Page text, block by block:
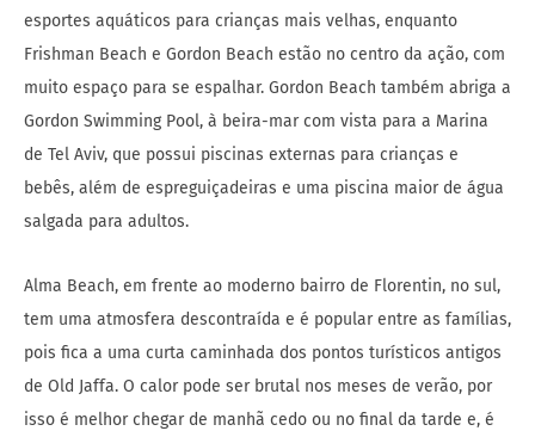
esportes aquáticos para crianças mais velhas, enquanto
Frishman Beach e Gordon Beach estão no centro da ação, com
muito espaço para se espalhar. Gordon Beach também abriga a
Gordon Swimming Pool, à beira-mar com vista para a Marina
de Tel Aviv, que possui piscinas externas para crianças e
bebês, além de espreguiçadeiras e uma piscina maior de água
salgada para adultos.
Alma Beach, em frente ao moderno bairro de Florentin, no sul,
tem uma atmosfera descontraída e é popular entre as famílias,
pois fica a uma curta caminhada dos pontos turísticos antigos
de Old Jaffa. O calor pode ser brutal nos meses de verão, por
isso é melhor chegar de manhã cedo ou no final da tarde e, é